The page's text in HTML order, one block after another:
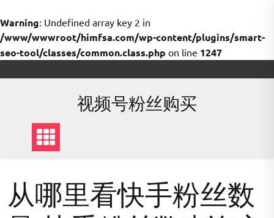
Warning: Undefined array key 2 in
/www/wwwroot/himfsa.com/wp-content/plugins/smart-
seo-tool/classes/common.class.php on line 1247
to
视频号粉丝购买
从哪里看快手粉丝数